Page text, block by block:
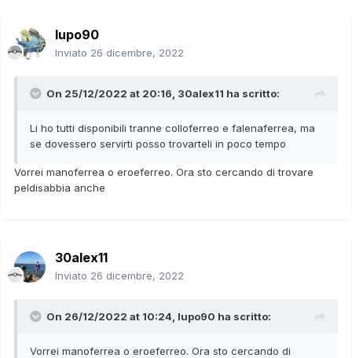
lupo90
Inviato 26 dicembre, 2022
On 25/12/2022 at 20:16, 30alex11 ha scritto:
Li ho tutti disponibili tranne colloferreo e falenaferrea, ma
se dovessero servirti posso trovarteli in poco tempo
Vorrei manoferrea o eroeferreo. Ora sto cercando di trovare
peldisabbia anche
30alex11
Inviato 26 dicembre, 2022
On 26/12/2022 at 10:24, lupo90 ha scritto:
Vorrei manoferrea o eroeferreo. Ora sto cercando di